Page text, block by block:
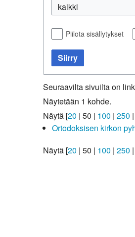
Kirkkoon
kaikki
Piilota sisällytykset
Siirry
Seuraavilta sivuilta on
Näytetään 1 kohde.
Näytä [20 | 50 | 100 | 250 |
Ortodoksisen kirkon
Näytä [20 | 50 | 100 | 250 |